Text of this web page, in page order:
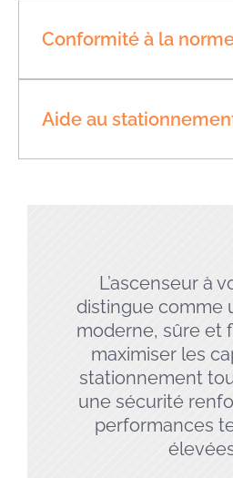
Conformité à la
Aide au
L’ascenseur à
distingue comme
moderne, sûre et
maximiser les
stationnement
une sécurité
performances